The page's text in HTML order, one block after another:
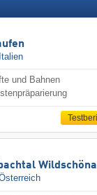
und Bahnen